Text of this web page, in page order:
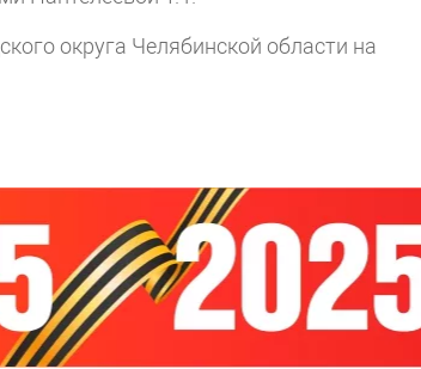
округа Челябинской области на